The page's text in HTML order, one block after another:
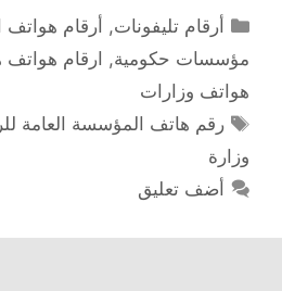
التصنيفات
أرقام تليفونات, أرقام هواتف
مؤسسات حكومية, ارقام
هواتف وزارات
الوسوم
رقم هاتف المؤسسة العامة
وزارة
أضف تعليق